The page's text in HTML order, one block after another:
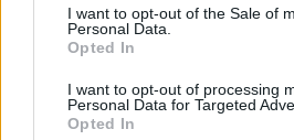
I want to opt-out of the Sale of
Personal Data.
Opted In
I want to opt-out of processing
Personal Data for Targeted
Opted In
NEWS
minori di